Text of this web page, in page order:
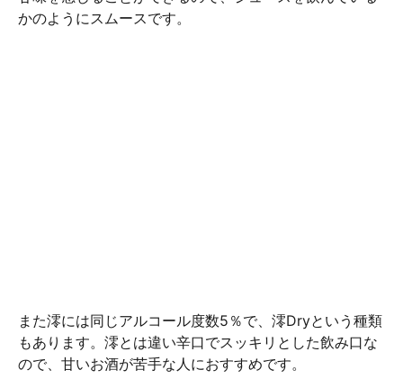
かのようにスムースです。
また澪には同じアルコール度数5％で、澪Dryという種類
もあります。澪とは違い辛口でスッキリとした飲み口な
ので、甘いお酒が苦手な人におすすめです。